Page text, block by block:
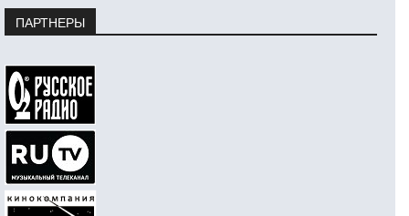
ПАРТНЕРЫ